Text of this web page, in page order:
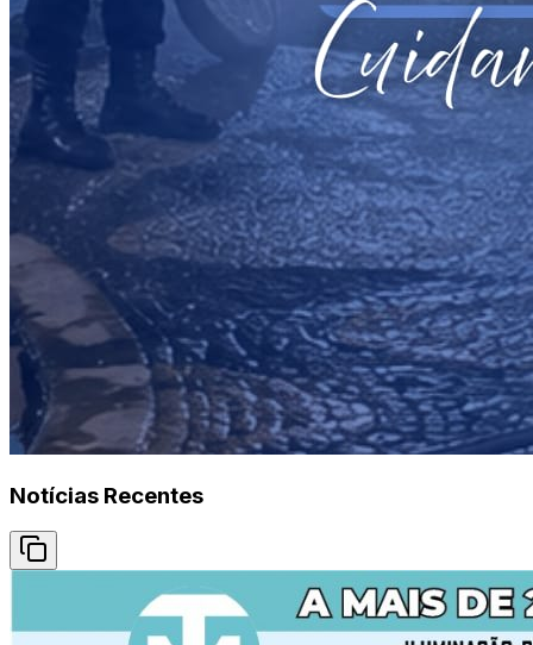
Notícias Recentes